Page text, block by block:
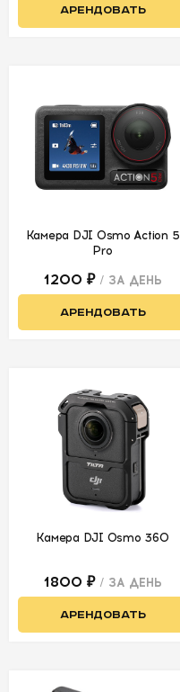
АРЕНДОВАТЬ
Камера DJI Osmo Action 5
Pro
1200 ₽ / ЗА ДЕНЬ
АРЕНДОВАТЬ
Камера DJI Osmo 360
1800 ₽ / ЗА ДЕНЬ
АРЕНДОВАТЬ